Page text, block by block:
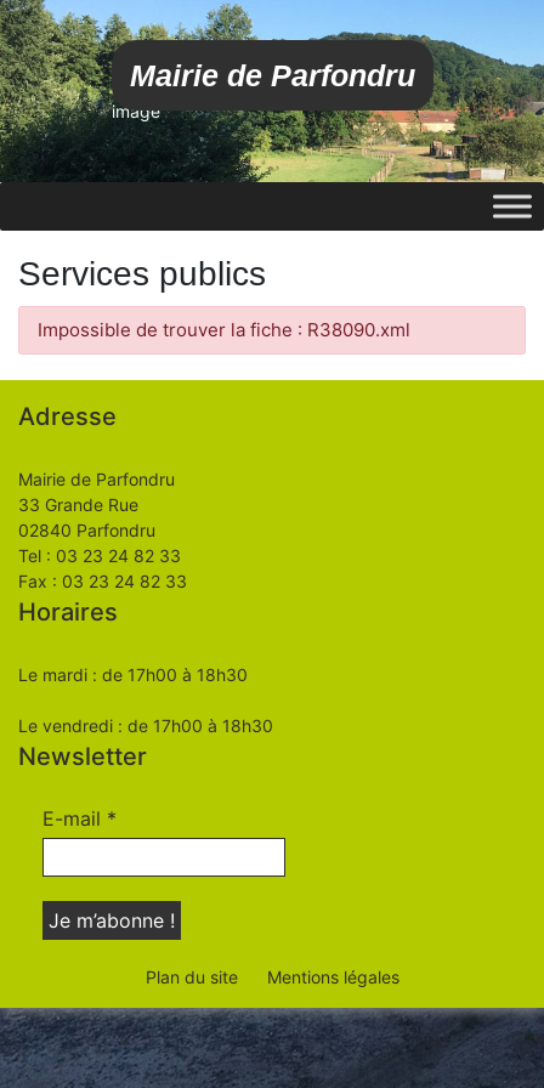
Mairie de Parfondru
image
Services publics
Impossible de trouver la fiche : R38090.xml
Adresse
Mairie de Parfondru
33 Grande Rue
02840 Parfondru
Tel : 03 23 24 82 33
Fax : 03 23 24 82 33
Horaires
Le mardi : de 17h00 à 18h30
Le vendredi : de 17h00 à 18h30
Newsletter
E-mail *
Plan du site Mentions légales